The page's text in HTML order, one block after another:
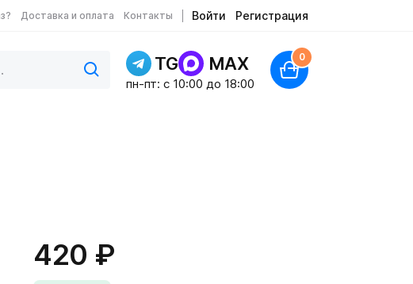
Доставка и оплата Контакты Войти Регистрация
TG MAX
пн-пт: c 10:00 до 18:00
0
420 ₽